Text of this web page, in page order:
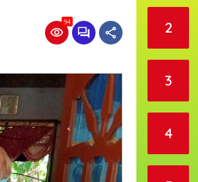
94 2
3
4